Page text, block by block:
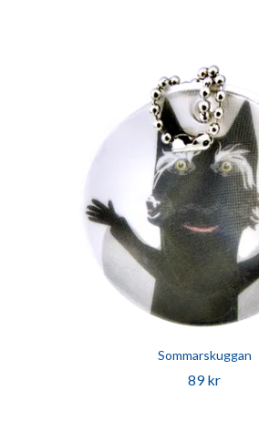
Sommarskuggan
89 kr